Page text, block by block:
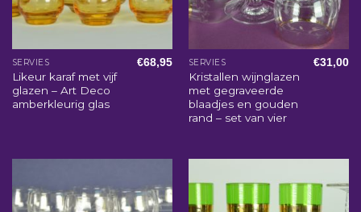
SERVIES
Likeur karaf met vijf
glazen – Art Deco
amberkleurig glas
€68,95 SERVIES
Kristallen wijnglazen
met gegraveerde
blaadjes en gouden
rand – set van vier
€31,00